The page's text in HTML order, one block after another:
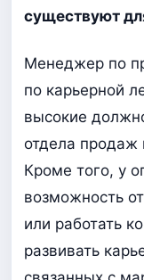
существуют
Менеджер по
по карьерной
высокие
отдела продаж
Кроме того, у
возможность
или работать
развивать